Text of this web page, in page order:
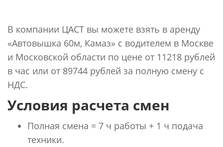
В компании ЦАСТ вы можете взять в аренду
«Автовышка 60м, Камаз» с водителем в Москве
и Московской области по цене от 11218 рублей
в час или от 89744 рублей за полную смену с
НДС.
Условия расчета смен
Полная смена = 7 ч работы + 1 ч подача
техники.